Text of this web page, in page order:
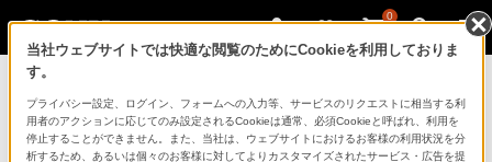
0
当社ウェブサイトでは快適な閲覧のためにCookieを利用しておりま
す。
プライバシー設定、ログイン、フォームへの入力等、サービスのリクエストに相当する利
用者のアクションに応じてのみ設定されるCookieは通常、必須Cookieと呼ばれ、利用を
停止することができません。また、当社は、ウェブサイトにおけるお客様の利用状況を分
析するため、あるいは個々のお客様に対してよりカスタマイズされたサービス・広告を提